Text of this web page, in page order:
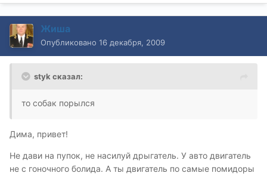
Жиша
Опубликовано 16 декабря, 2009
styk сказал:
то собак порылся
Дима, привет!
Не дави на пупок, не насилуй дрыгатель. У авто двигатель
не с гоночного болида. А ты двигатель по самые помидоры